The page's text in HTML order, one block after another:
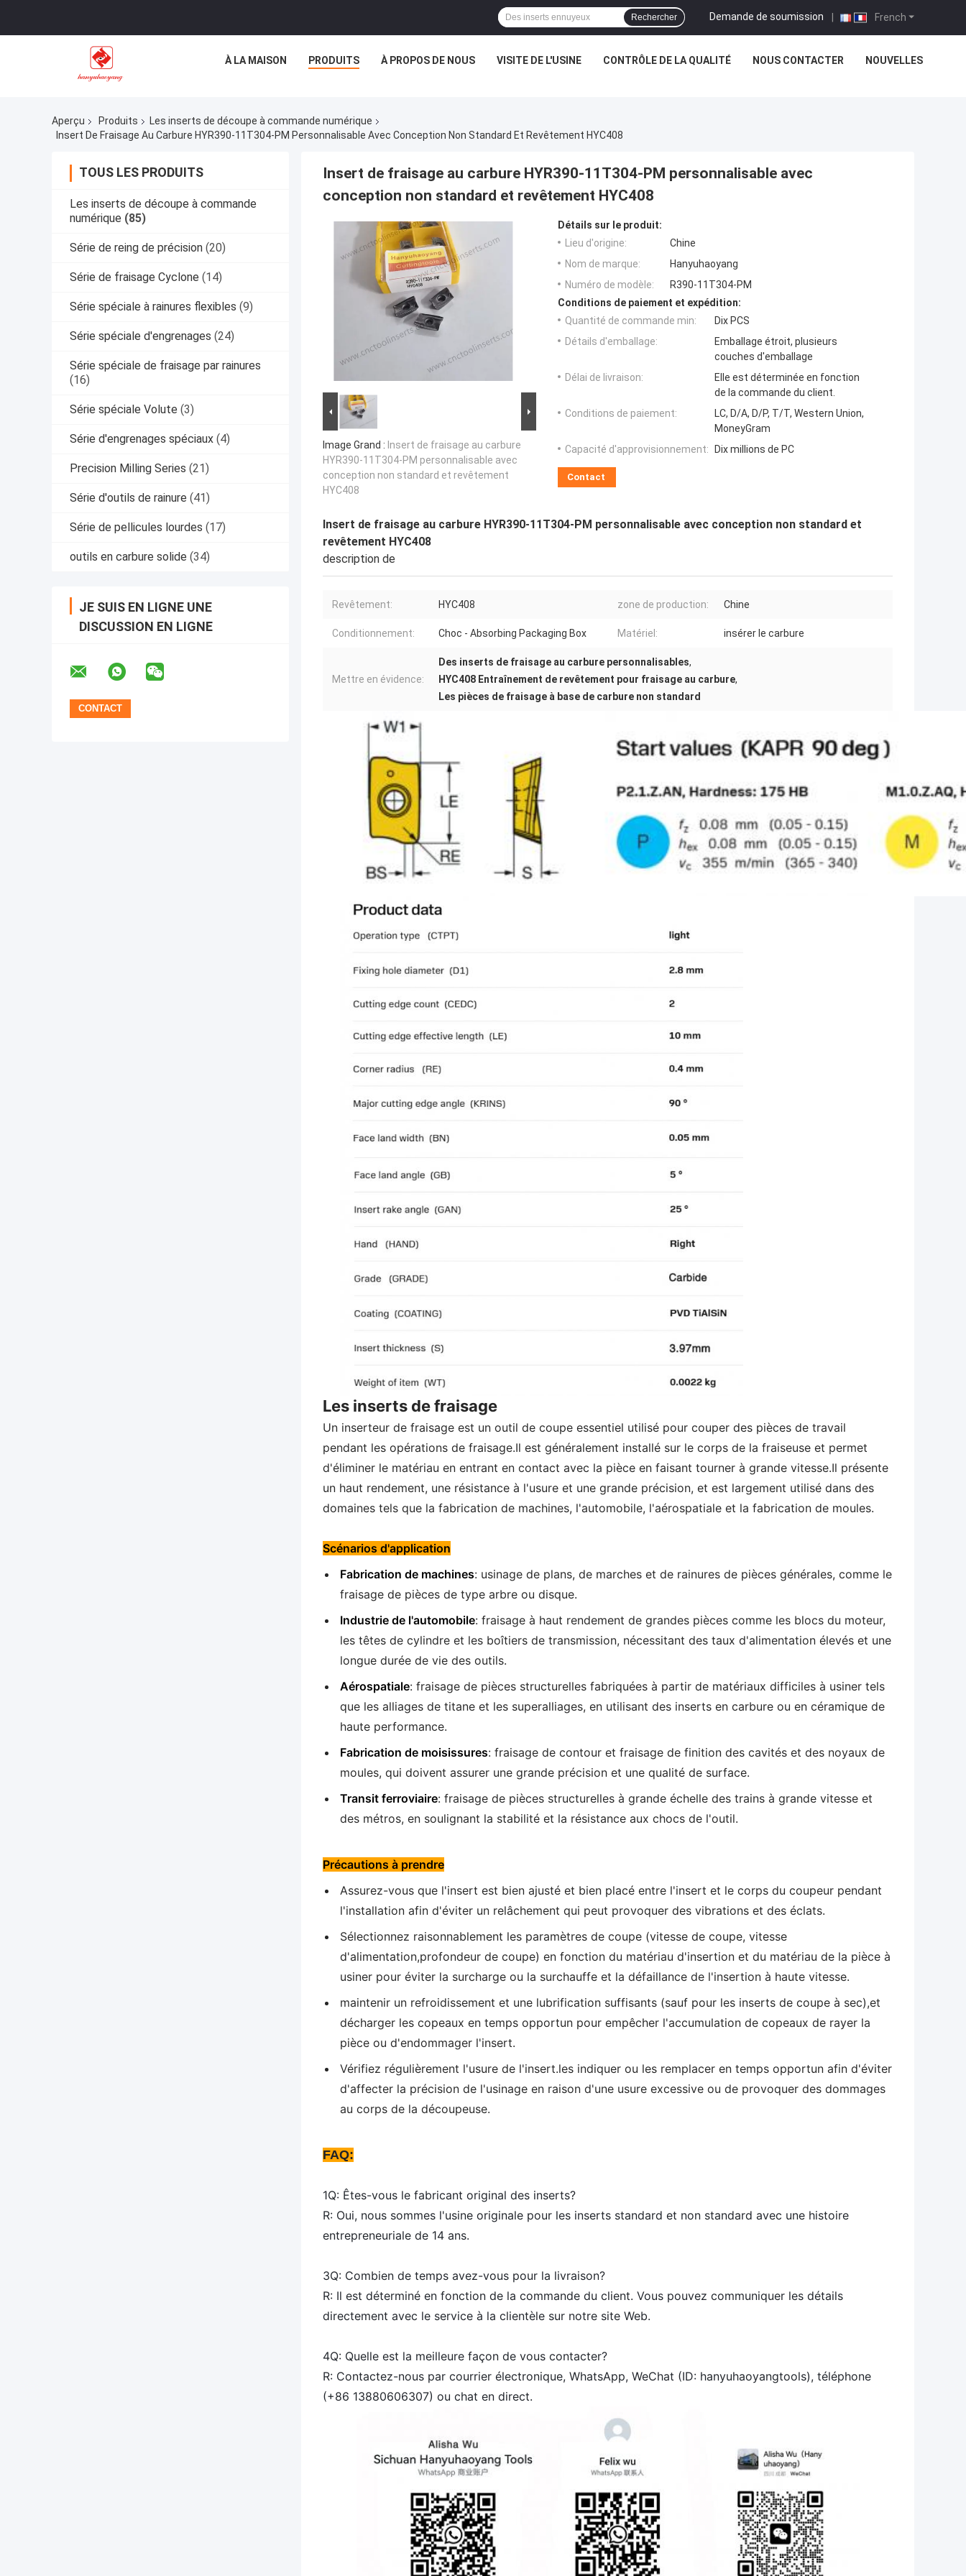
French
Demande de soumission |
Rechercher
À LA MAISON PRODUITS À PROPOS DE NOUS VISITE DE L'USINE CONTRÔLE DE LA QUALITÉ NOUS CONTACTER NOUVELLES
Aperçu Produits
Les inserts de découpe à commande numérique
Insert De Fraisage Au Carbure HYR390-11T304-PM Personnalisable Avec Conception Non Standard Et Revêtement HYC408
TOUS LES PRODUITS
Les inserts de découpe à commande
numérique (85)
Série de reing de précision (20)
Série de fraisage Cyclone (14)
Série spéciale à rainures flexibles (9)
Série spéciale d'engrenages (24)
Série spéciale de fraisage par rainures
(16)
Série spéciale Volute (3)
Série d'engrenages spéciaux (4)
Precision Milling Series (21)
Série d'outils de rainure (41)
Série de pellicules lourdes (17)
outils en carbure solide (34)
JE SUIS EN LIGNE UNE
DISCUSSION EN LIGNE
Insert de fraisage au carbure HYR390-11T304-PM personnalisable avec
conception non standard et revêtement HYC408
Image Grand : Insert de fraisage au carbure
HYR390-11T304-PM personnalisable avec
conception non standard et revêtement
HYC408
Détails sur le produit:
Lieu d'origine:
Chine
Nom de marque:
Hanyuhaoyang
Numéro de modèle:
R390-11T304-PM
Conditions de paiement et expédition:
Quantité de commande min:
Dix PCS
Détails d'emballage:
Emballage étroit, plusieurs
couches d'emballage
Délai de livraison:
Elle est déterminée en fonction
de la commande du client.
Conditions de paiement:
LC, D/A, D/P, T/T, Western Union,
MoneyGram
Capacité d'approvisionnement: Dix millions de PC
Contact
Insert de fraisage au carbure HYR390-11T304-PM personnalisable avec conception non standard et
revêtement HYC408
description de
Revêtement: HYC408 zone de production: Chine
Conditionnement: Choc - Absorbing Packaging Box Matériel: insérer le carbure
Mettre en évidence:
Des inserts de fraisage au carbure personnalisables,
HYC408 Entraînement de revêtement pour fraisage au carbure,
Les pièces de fraisage à base de carbure non standard
Les inserts de fraisage
Un inserteur de fraisage est un outil de coupe essentiel utilisé pour couper des pièces de travail
pendant les opérations de fraisage.Il est généralement installé sur le corps de la fraiseuse et permet
d'éliminer le matériau en entrant en contact avec la pièce en faisant tourner à grande vitesse.Il présente
un haut rendement, une résistance à l'usure et une grande précision, et est largement utilisé dans des
domaines tels que la fabrication de machines, l'automobile, l'aérospatiale et la fabrication de moules.
Scénarios d'application
Fabrication de machines: usinage de plans, de marches et de rainures de pièces générales, comme le
fraisage de pièces de type arbre ou disque.
Industrie de l'automobile: fraisage à haut rendement de grandes pièces comme les blocs du moteur,
les têtes de cylindre et les boîtiers de transmission, nécessitant des taux d'alimentation élevés et une
longue durée de vie des outils.
Aérospatiale: fraisage de pièces structurelles fabriquées à partir de matériaux difficiles à usiner tels
que les alliages de titane et les superalliages, en utilisant des inserts en carbure ou en céramique de
haute performance.
Fabrication de moisissures: fraisage de contour et fraisage de finition des cavités et des noyaux de
moules, qui doivent assurer une grande précision et une qualité de surface.
Transit ferroviaire: fraisage de pièces structurelles à grande échelle des trains à grande vitesse et
des métros, en soulignant la stabilité et la résistance aux chocs de l'outil.
Précautions à prendre
Assurez-vous que l'insert est bien ajusté et bien placé entre l'insert et le corps du coupeur pendant
l'installation afin d'éviter un relâchement qui peut provoquer des vibrations et des éclats.
Sélectionnez raisonnablement les paramètres de coupe (vitesse de coupe, vitesse
d'alimentation,profondeur de coupe) en fonction du matériau d'insertion et du matériau de la pièce à
usiner pour éviter la surcharge ou la surchauffe et la défaillance de l'insertion à haute vitesse.
maintenir un refroidissement et une lubrification suffisants (sauf pour les inserts de coupe à sec),et
décharger les copeaux en temps opportun pour empêcher l'accumulation de copeaux de rayer la
pièce ou d'endommager l'insert.
Vérifiez régulièrement l'usure de l'insert.les indiquer ou les remplacer en temps opportun afin d'éviter
d'affecter la précision de l'usinage en raison d'une usure excessive ou de provoquer des dommages
au corps de la découpeuse.
FAQ:
1Q: Êtes-vous le fabricant original des inserts?
R: Oui, nous sommes l'usine originale pour les inserts standard et non standard avec une histoire
entrepreneuriale de 14 ans.
3Q: Combien de temps avez-vous pour la livraison?
R: Il est déterminé en fonction de la commande du client. Vous pouvez communiquer les détails
directement avec le service à la clientèle sur notre site Web.
4Q: Quelle est la meilleure façon de vous contacter?
R: Contactez-nous par courrier électronique, WhatsApp, WeChat (ID: hanyuhaoyangtools), téléphone
(+86 13880606307) ou chat en direct.